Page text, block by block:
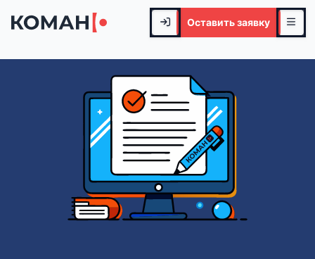
Оставить заявку